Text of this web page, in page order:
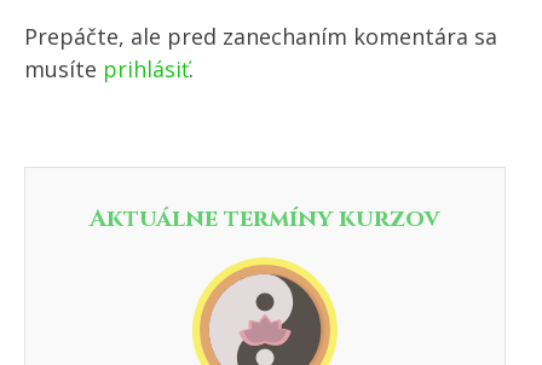
Prepáčte, ale pred zanechaním komentára sa
musíte prihlásiť.
Aktuálne termíny kurzov